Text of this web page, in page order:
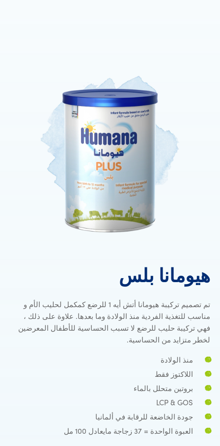
هيومانا بلس
تم تصميم تركيبة هيومانا أتش أيه 1 للرضع كمكمل لحليب الأم و
مناسب للتغذية الفردية منذ الولادة وما بعدها. علاوة على ذلك ،
فهي تركيبة حليب للرضع لا تسبب الحساسية للأطفال المعرضين
لخطر متزايد من الحساسية.
منذ الولادة
اللاكتوز فقط
بروتين متحلل بالماء
LCP & GOS
جودة الخاضعة للرقابة في ألمانيا
العبوة الواحدة = 37 زجاجة مايعادل 100 مل